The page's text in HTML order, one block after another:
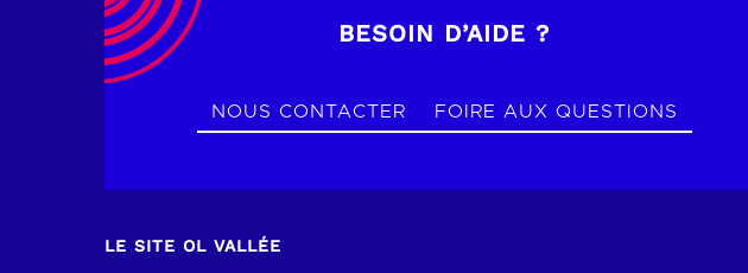
BESOIN D’AIDE ?
NOUS CONTACTER FOIRE AUX QUESTIONS
LE SITE OL VALLÉE